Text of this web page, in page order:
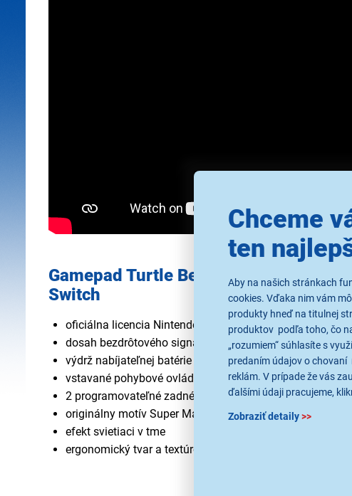
Chceme
ten
Aby na našich stránkach
cookies. Vďaka nim vám
produkty hneď na titulnej
produktov podľa toho, čo
„rozumiem“ súhlasíte s
predaním údajov o chovaní
reklám. V prípade že vás
ďalšími údaji pracujeme,
Zobraziť detaily>>
Gamepad Turtle Beach Invincible
Switch
oficiálna licencia Nintendo pre Switch, OLED, Lite a
dosah bezdrôtového signálu 9 m
výdrž nabíjateľnej batérie až 40 hodín
vstavané pohybové ovládanie
2 programovateľné zadné tlačidlá
originálny motív Super Mario
efekt svietiaci v tme
ergonomický tvar a textúrovaný povrch